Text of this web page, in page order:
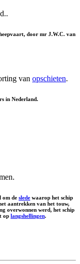
door mr J.W.C. van
van opschieten.
in Nederland.
om de slede waarop het schip
aantrekken van het touw,
overwonnen werd, het schip
op langshellingen.